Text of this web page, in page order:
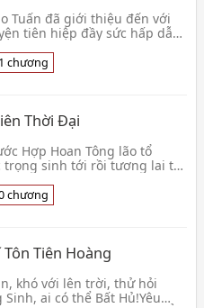
đọc Offline Xem thêm »
Tuấn đã giới thiệu đến với
tiên hiệp đầy sức hấp dẫn,
Lối kể chuyện dung dị,
dắt tr
chương
Thời Đại
Hợp Hoan Tông lão tổ
trọng sinh tới rồi tương lai tu
Chinh chiến dị giới phi
ch
chương
Tiên Hoàng
khó với lên trời, thử hỏi
ai có thể Bất Hủ!Yêu